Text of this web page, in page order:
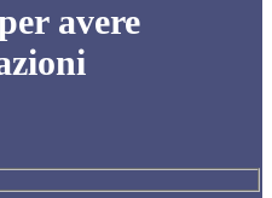
avere